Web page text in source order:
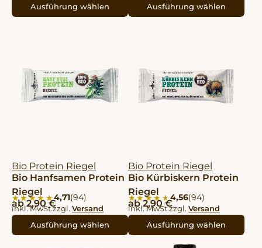
Ausführung wählen Ausführung wählen
Bio Protein Riegel
Bio Hanfsamen Protein
Riegel
★★★★★
★★★★★4,71(94)
ab2,90€
inkl. MwSt.zzgl. Versand
Ausführung wählen
Bio Protein Riegel
Bio Kürbiskern Protein
Riegel
★★★★★
★★★★★4,56(94)
ab2,90€
inkl. MwSt.zzgl. Versand
Ausführung wählen